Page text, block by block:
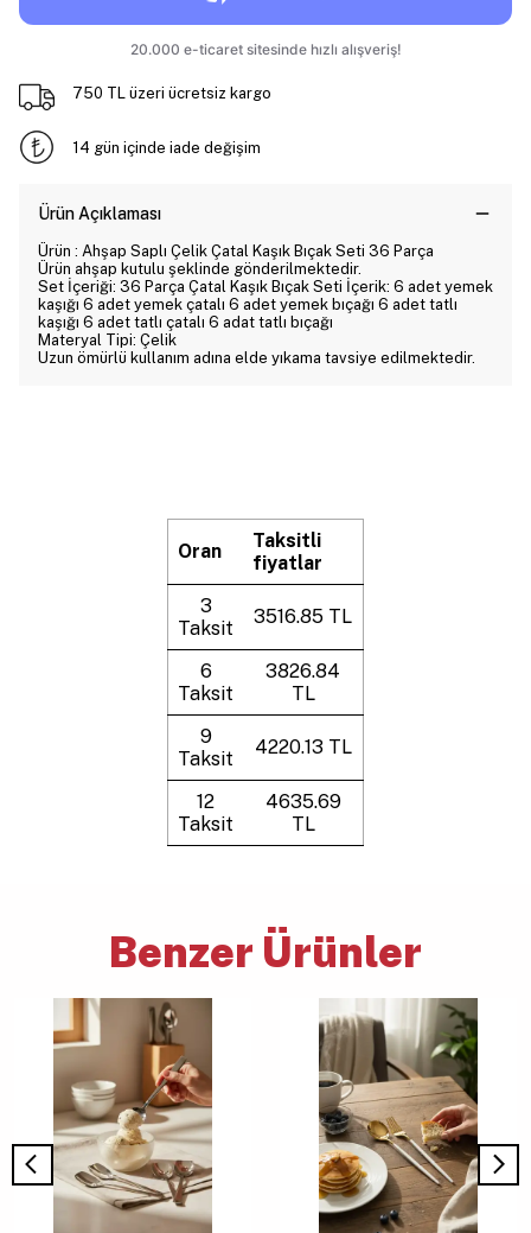
750 TL üzeri ücretsiz kargo
14 gün içinde iade değişim
Ürün Açıklaması
Ürün : Ahşap Saplı Çelik Çatal Kaşık Bıçak Seti 36 Parça
Ürün ahşap kutulu şeklinde gönderilmektedir.
Set İçeriği: 36 Parça Çatal Kaşık Bıçak Seti İçerik: 6 adet yemek
kaşığı 6 adet yemek çatalı 6 adet yemek bıçağı 6 adet tatlı
kaşığı 6 adet tatlı çatalı 6 adat tatlı bıçağı
Materyal Tipi: Çelik
Uzun ömürlü kullanım adına elde yıkama tavsiye edilmektedir.
Oran
Taksitli
fiyatlar
3
Taksit
3516.85 TL
6
Taksit
3826.84
TL
9
Taksit
4220.13 TL
12
Taksit
4635.69
TL
Benzer Ürünler